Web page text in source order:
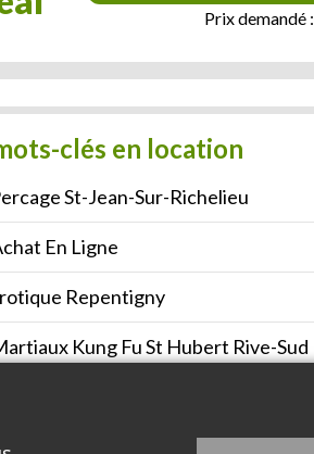
Prix demandé :
clés en location
St-Jean-Sur-Richelieu
En Ligne
Repentigny
Kung Fu St Hubert Rive-Sud
>